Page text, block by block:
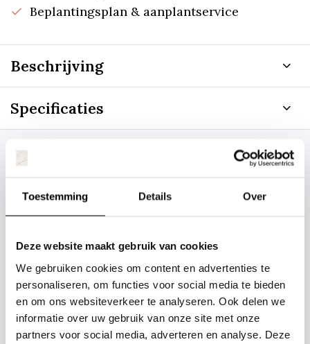
Toestemming Details Over
Deze website maakt gebruik van cookies
We gebruiken cookies om content en advertenties te
personaliseren, om functies voor social media te bieden
en om ons websiteverkeer te analyseren. Ook delen we
informatie over uw gebruik van onze site met onze
partners voor social media, adverteren en analyse. Deze
Beplantingsplan & aanplantservice
Beschrijving
Specificaties
Staat uw plantsoort of maat er niet
gaan we voor u kijken. Stuur ons
vorm. Wilt u weten hoe uw plant of
boom er ongeveer eruit ziet? We
kunnen u een foto sturen.
info@tuinplantenbezorgd.nl